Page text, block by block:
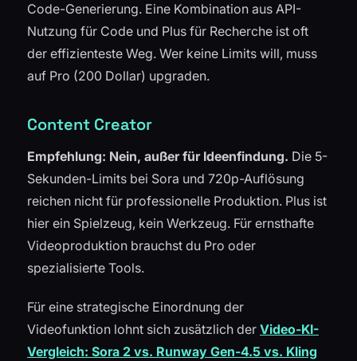
Code-Generierung. Eine Kombination aus API-
Nutzung für Code und Plus für Recherche ist oft
der effizienteste Weg. Wer keine Limits will, muss
auf Pro (200 Dollar) upgraden.
Content Creator
Empfehlung: Nein, außer für Ideenfindung. Die 5-
Sekunden-Limits bei Sora und 720p-Auflösung
reichen nicht für professionelle Produktion. Plus ist
hier ein Spielzeug, kein Werkzeug. Für ernsthafte
Videoproduktion brauchst du Pro oder
spezialisierte Tools.
Für eine strategische Einordnung der
Videofunktion lohnt sich zusätzlich der Video-KI-
Vergleich: Sora 2 vs. Runway Gen-4.5 vs. Kling